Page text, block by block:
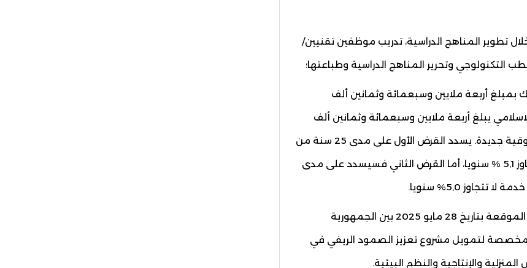
تطوير المناهج الدراسية، تدريب موظفين تقنيين/
التكنولوجي وتحرير المناهج الدراسية وطباعتها؛
أربعة ملايين وسبعمائة وثمانين ألف
الاسلامي يبلغ أربعة ملايين وسبعمائة وثمانين ألف
(4.780.000) يورو، وهو ما يعادل إجمالا 411 650 000 أوقية جديدة. يسدد القرض الأول على مدى 25 سنة من
ضمنها فترة سماح تصل 7 سنوات وبرسوم خدمة لا تتجاوز 5,1 % سنويا، أما القرض الثاني فسيسدد على مدى
- مشروع قانون يسمح بالمصادقة على اتفاقية القرض الموقعة بتاريخ 28 مايو 2025 بين الجمهورية
لتمويل مشروع تعزيز الصمود الريفي في
والإنتاجية والنظم البيئية.